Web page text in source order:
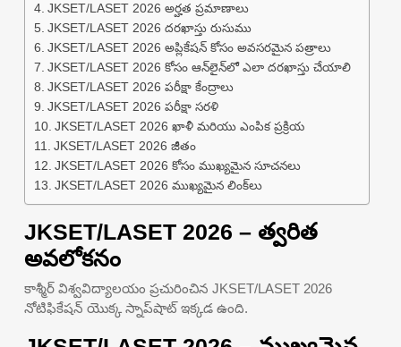
JKSET/LASET 2026 అర్హత ప్రమాణాలు
JKSET/LASET 2026 దరఖాస్తు రుసుము
JKSET/LASET 2026 అప్లికేషన్ కోసం అవసరమైన పత్రాలు
JKSET/LASET 2026 కోసం ఆన్‌లైన్‌లో ఎలా దరఖాస్తు చేయాలి
JKSET/LASET 2026 పరీక్షా కేంద్రాలు
JKSET/LASET 2026 పరీక్షా సరళి
JKSET/LASET 2026 ఖాళీ మరియు ఎంపిక ప్రక్రియ
JKSET/LASET 2026 జీతం
JKSET/LASET 2026 కోసం ముఖ్యమైన సూచనలు
JKSET/LASET 2026 ముఖ్యమైన లింక్‌లు
JKSET/LASET 2026 – త్వరిత
అవలోకనం
కాశ్మీర్ విశ్వవిద్యాలయం ప్రచురించిన JKSET/LASET 2026
నోటిఫికేషన్ యొక్క స్నాప్‌షాట్ ఇక్కడ ఉంది.